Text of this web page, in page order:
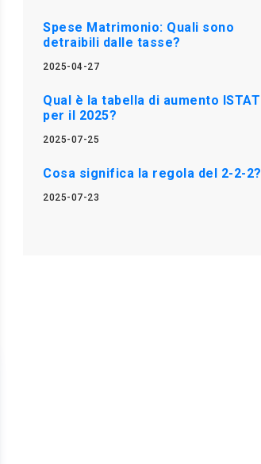
Spese Matrimonio: Quali sono
detraibili dalle tasse?
2025-04-27
Qual è la tabella di aumento ISTAT
per il 2025?
2025-07-25
Cosa significa la regola del 2-2-2?
2025-07-23